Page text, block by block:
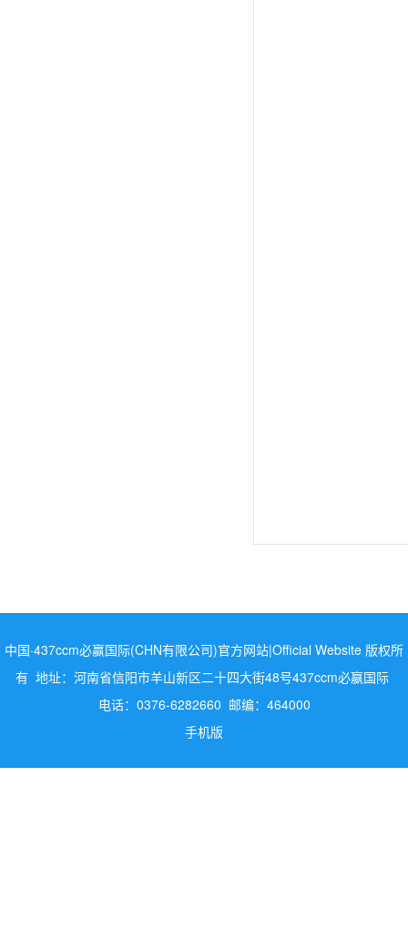
中国·437ccm必赢国际(CHN有限公司)官方网站|Official Website 版权所
有 地址：河南省信阳市羊山新区二十四大街48号437ccm必嬴国际
电话：0376-6282660 邮编：464000
手机版